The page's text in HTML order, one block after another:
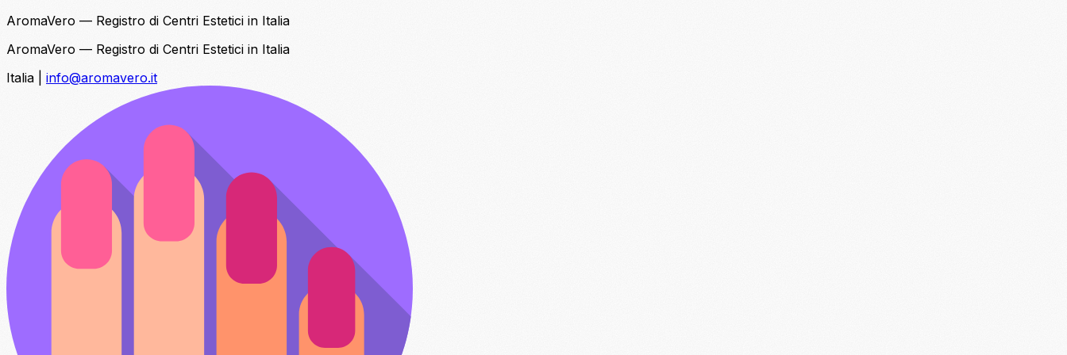
AromaVero — Registro di Centri Estetici in Italia
AromaVero — Registro di Centri Estetici in Italia
Italia
info@aromavero.it